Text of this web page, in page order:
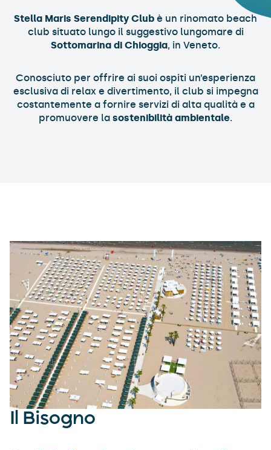
Stella Maris Serendipity Club è un rinomato beach
club situato lungo il suggestivo lungomare di
Sottomarina di Chioggia, in Veneto.
Conosciuto per offrire ai suoi ospiti un’esperienza
esclusiva di relax e divertimento, il club si impegna
costantemente a fornire servizi di alta qualità e a
promuovere la sostenibilità ambientale.
Il Bisogno